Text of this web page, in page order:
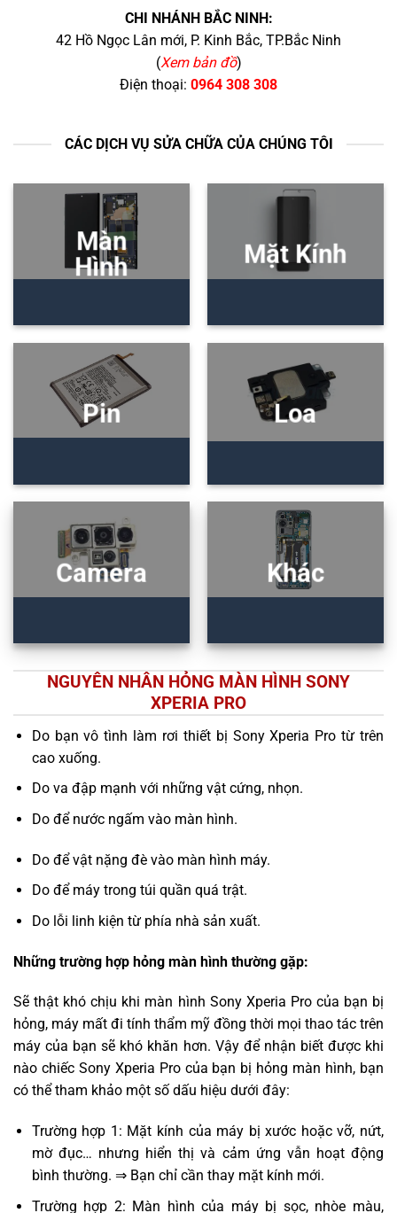
CHI NHÁNH BẮC NINH:
42 Hồ Ngọc Lân mới, P. Kinh Bắc, TP.Bắc Ninh
(Xem bản đồ)
Điện thoại: 0964 308 308
CÁC DỊCH VỤ SỬA CHỮA CỦA CHÚNG TÔI
Màn
Hình
Mặt Kính
Pin Loa
Camera Khác
NGUYÊN NHÂN HỎNG MÀN HÌNH SONY
XPERIA PRO
Do bạn vô tình làm rơi thiết bị Sony Xperia Pro từ trên
cao xuống.
Do va đập mạnh với những vật cứng, nhọn.
Do để nước ngấm vào màn hình.
Do để vật nặng đè vào màn hình máy.
Do để máy trong túi quần quá trật.
Do lỗi linh kiện từ phía nhà sản xuất.
Những trường hợp hỏng màn hình thường gặp:
Sẽ thật khó chịu khi màn hình Sony Xperia Pro của bạn bị
hỏng, máy mất đi tính thẩm mỹ đồng thời mọi thao tác trên
máy của bạn sẽ khó khăn hơn. Vậy để nhận biết được khi
nào chiếc Sony Xperia Pro của bạn bị hỏng màn hình, bạn
có thể tham khảo một số dấu hiệu dưới đây:
Trường hợp 1: Mặt kính của máy bị xước hoặc vỡ, nứt,
mờ đục… nhưng hiển thị và cảm ứng vẫn hoạt động
bình thường. ⇒ Bạn chỉ cần thay mặt kính mới.
Trường hợp 2: Màn hình của máy bị sọc, nhòe màu,